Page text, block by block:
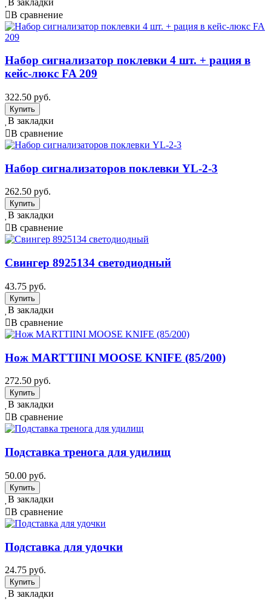
В сравнение
Набор сигнализатор поклевки 4 шт. + рация в
кейс-люкс FA 209
322.50 руб.
В закладки
В сравнение
Набор сигнализаторов поклевки YL-2-3
262.50 руб.
В закладки
В сравнение
Свингер 8925134 светодиодный
43.75 руб.
В закладки
В сравнение
Нож MARTTIINI MOOSE KNIFE (85/200)
272.50 руб.
В закладки
В сравнение
Подставка тренога для удилищ
50.00 руб.
В закладки
В сравнение
Подставка для удочки
24.75 руб.
В закладки